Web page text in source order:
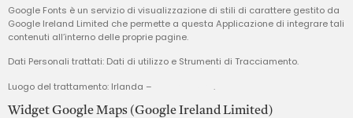
Google Fonts è un servizio di visualizzazione di stili di carattere gestito da
Google Ireland Limited che permette a questa Applicazione di integrare tali
contenuti all’interno delle proprie pagine.
Dati Personali trattati: Dati di utilizzo e Strumenti di Tracciamento.
Luogo del trattamento: Irlanda –
.
Widget Google Maps (Google Ireland Limited)